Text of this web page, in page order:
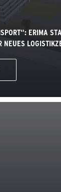
ERIMA
NEUES